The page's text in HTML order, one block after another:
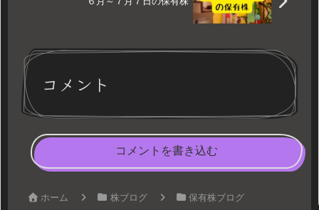
コメント
コメントを書き込む
ホーム 株ブログ 保有株ブログ